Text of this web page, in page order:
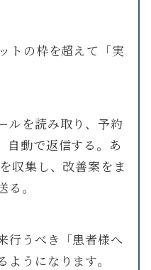
トの枠を超えて「実
ルを読み取り、予約
自動で返信する。あ
収集し、改善案をま
。
行うべき「患者様へ
うになります。